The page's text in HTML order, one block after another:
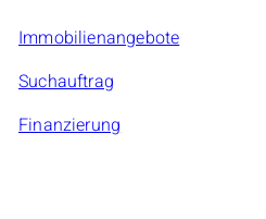
Immobilienangebote
Suchauftrag
Finanzierung